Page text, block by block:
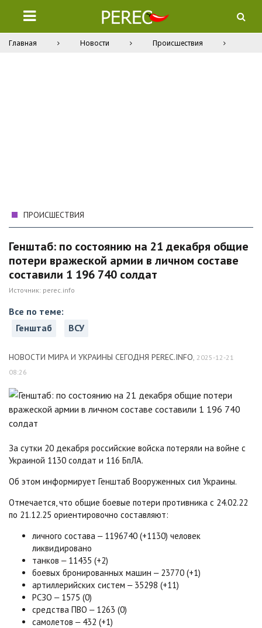
Главная Новости Происшествия
ПРОИСШЕСТВИЯ
Генштаб: по состоянию на 21 декабря общие
потери вражеской армии в личном составе
составили 1 196 740 солдат
Источник: perec.info
Все по теме:
Генштаб
ВСУ
НОВОСТИ МИРА И УКРАИНЫ СЕГОДНЯ PEREC.INFO, 2025-12-21
08:26
За сутки 20 декабря российские войска потеряли на войне с
Украиной 1130 солдат и 116 БпЛА.
Об этом информирует Генштаб Вооруженных сил Украины.
Отмечается, что общие боевые потери противника с 24.02.22
по 21.12.25 ориентировочно составляют:
личного состава ‒ 1196740 (+1130) человек
ликвидировано
танков ‒ 11435 (+2)
боевых бронированных машин ‒ 23770 (+1)
артиллерийских систем ‒ 35298 (+11)
РСЗО ‒ 1575 (0)
средства ПВО ‒ 1263 (0)
самолетов ‒ 432 (+1)